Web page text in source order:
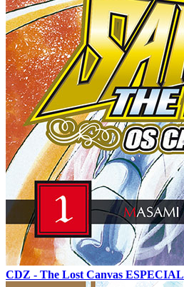
CDZ - The Lost Canvas ESPECIAL